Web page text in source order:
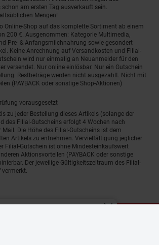
am ersten Tag ausverkauft sein.
Mengen!
Online-Shop auf das komplette Sortiment ab einem
200 €. Ausgenommen: Kategorie Multimedia,
Pre- & Anfangsmilchnahrung sowie gesondert
Keine Anrechnung auf Versandkosten und Filial-
wird nur einmalig an Neuanmelder für den
versendet. Nur online einlösbar. Nur ein Gutschein
Restbeträge werden nicht ausgezahlt. Nicht mit
(PAYBACK oder sonstige Shop-Aktionen)
vorausgesetzt
zu jeder Bestellung dieses Artikels (solange der
des Filial-Gutscheins erfolgt 4 Wochen nach
Die Höhe des Filial-Gutscheins ist dem
Artikels zu entnehmen. Vervielfältigung jeglicher
Filial-Gutschein ist ohne Mindesteinkaufswert
Aktionsvorteilen (PAYBACK oder sonstige
Der jeweilige Gültigkeitszeitraum des Filial-